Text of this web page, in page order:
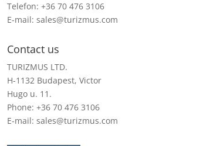
Telefon: +36 70 476 3106
E-mail:sales@turizmus.com
Contact us
TURIZMUS LTD.
H-1132 Budapest, Victor
Hugo u. 11.
Phone: +36 70 476 3106
E-mail:sales@turizmus.com